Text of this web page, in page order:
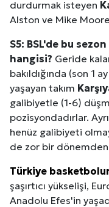
durdurmak isteyen
Alston ve Mike
S5: BSL'de bu
hangisi? Geride
bakıldığında (son 1
yaşayan takım
galibiyetle (1-6)
pozisyondadırlar.
henüz galibiyeti
de zor bir
Türkiye
şaşırtıcı yükselişi,
Anadolu Efes'in